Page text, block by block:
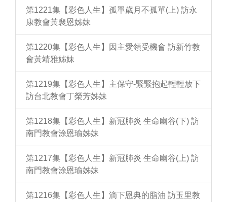
第1221集【彩色人生】孤單歲月不孤單(上) 訪永
康教會黃襄恩姊妹
第1220集【彩色人生】因主愛領受機會 訪新竹教
會黃靖雅姊妹
第1219集【彩色人生】主保守-緊緊抱起輕輕放下
訪台北教會丁榮芳姊妹
第1218集【彩色人生】新冠肺炎 生命幽谷(下) 訪
南門教會涂恩瑜姊妹
第1217集【彩色人生】新冠肺炎 生命幽谷(上) 訪
南門教會涂恩瑜姊妹
第1216集【彩色人生】滴下恩典的脂油 訪玉里教